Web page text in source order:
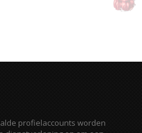
profielaccounts worden